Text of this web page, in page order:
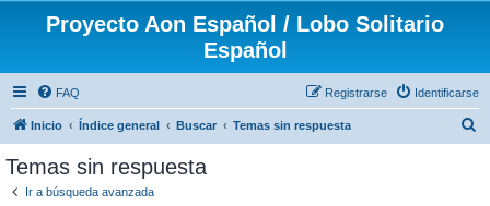
Proyecto Aon Español / Lobo Solitario
Español
FAQ Identificarse
Registrarse
Inicio Índice general Buscar Temas sin respuesta
Temas sin respuesta
Ir a búsqueda avanzada